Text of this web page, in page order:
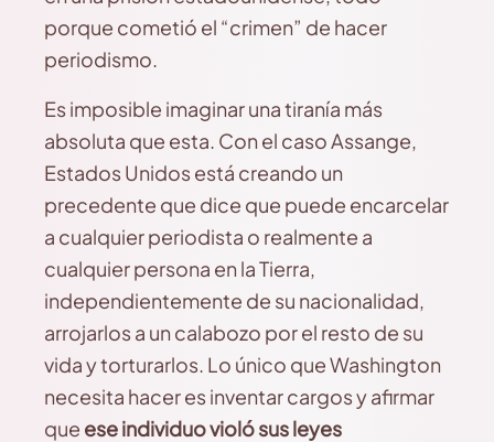
porque cometió el “crimen” de hacer
periodismo.
Es imposible imaginar una tiranía más
absoluta que esta. Con el caso Assange,
Estados Unidos está creando un
precedente que dice que puede encarcelar
a cualquier periodista o realmente a
cualquier persona en la Tierra,
independientemente de su nacionalidad,
arrojarlos a un calabozo por el resto de su
vida y torturarlos. Lo único que Washington
necesita hacer es inventar cargos y afirmar
que ese individuo violó sus leyes